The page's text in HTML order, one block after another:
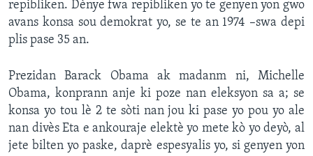
repibliken. Dènye fwa repibliken yo te genyen yon gwo
avans konsa sou demokrat yo, se te an 1974 –swa depi
plis pase 35 an.
Prezidan Barack Obama ak madanm ni, Michelle
Obama, konprann anje ki poze nan eleksyon sa a; se
konsa yo tou lè 2 te sòti nan jou ki pase yo pou yo ale
nan divès Eta e ankouraje elektè yo mete kò yo deyò, al
jete bilten yo paske, daprè espesyalis yo, si genyen yon